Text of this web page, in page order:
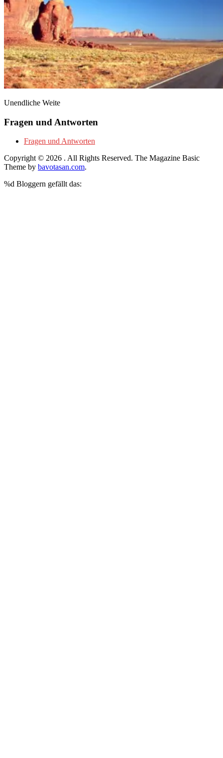
Unendliche Weite
Fragen und Antworten
Fragen und Antworten
Copyright © 2026 . All Rights Reserved. The Magazine Basic
Theme by bavotasan.com.
%d Bloggern gefällt das: